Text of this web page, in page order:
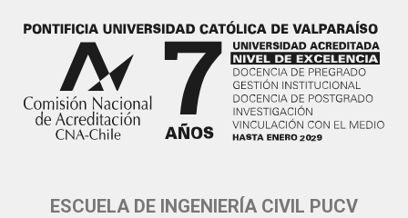
ESCUELA DE INGENIERÍA CIVIL PUCV